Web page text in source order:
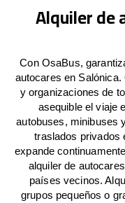
Alquiler de
Con OsaBus,
autocares en
y organizaciones de
asequible el viaje
autobuses, minibuses
traslados privados
expande
alquiler de
países vecinos.
grupos pequeños o